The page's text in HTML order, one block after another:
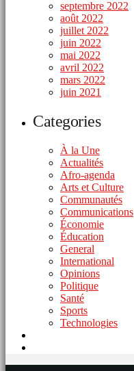
septembre 2022
août 2022
juillet 2022
juin 2022
mai 2022
avril 2022
mars 2022
juin 2021
Categories
À la Une
Actualités
Afro-agenda
Arts et Culture
Communautés
Communications
Économie
Éducation
General
International
Opinions
Politique
Santé
Sports
Technologies